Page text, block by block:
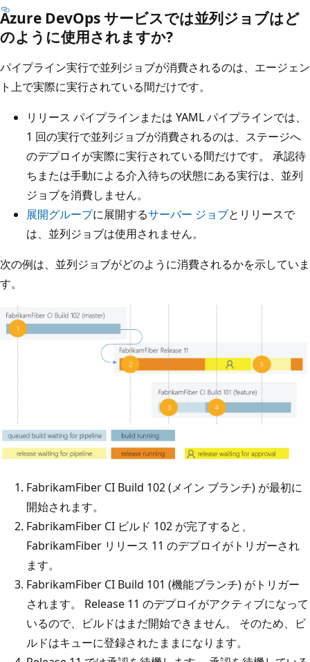
Azure DevOps サービスでは並列ジョブはど
のように使用されますか?
パイプライン実行で並列ジョブが消費されるのは、エージェン
ト上で実際に実行されている間だけです。
リリース パイプラインまたは YAML パイプラインでは、
1 回の実行で並列ジョブが消費されるのは、ステージへ
のデプロイが実際に実行されている間だけです。 承認待
ちまたは手動による介入待ちの状態にある実行は、並列
ジョブを消費しません。
展開グループに展開するサーバー ジョブとリリースで
は、並列ジョブは使用されません。
次の例は、並列ジョブがどのように消費されるかを示していま
す。
FabrikamFiber CI Build 102 (メイン ブランチ) が最初に
開始されます。
FabrikamFiber CI ビルド 102 が完了すると、
FabrikamFiber リリース 11 のデプロイがトリガーされ
ます。
FabrikamFiber CI Build 101 (機能ブランチ) がトリガー
されます。 Release 11 のデプロイがアクティブになって
いるので、ビルドはまだ開始できません。 そのため、ビ
ルドはキューに登録されたままになります。